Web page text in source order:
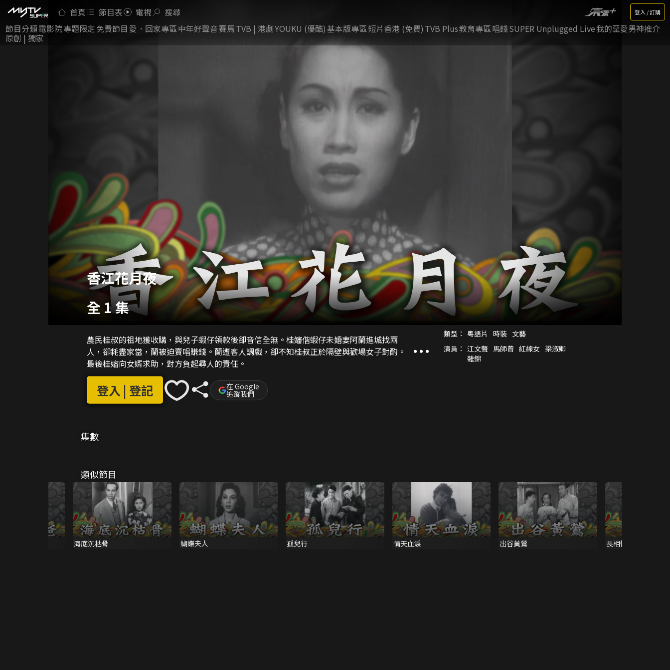
首頁 節目表 電視 搜尋 登入 / 訂購
節目分類電影院專題限定 免費節目 愛．回家專區中年好聲音賽馬TVB | 港劇YOUKU (優酷)基本版專區短片香港 (免費) TVB Plus教育專區唱錢SUPER Unplugged Live我的至愛男神推介
原創 | 獨家
香江花月夜
全 1 集
農民桂叔的祖地獲收購，與兒子蝦仔領款後卻音信全無。桂嬸偕蝦仔未婚妻阿蘭進城找兩
人，卻耗盡家當，蘭被迫賣唱賺錢。蘭遭客人調戲，卻不知桂叔正於隔壁與歡場女子對酌。
最後桂嬸向女婿求助，對方負起尋人的責任。
登入 | 登記 在 Google
追蹤我們
類型： 粵語片 時裝 文藝
演員： 江文聲 馬師曾 紅線女 梁淑卿
雜錦
集數
類似節目
海底沉枯骨 蝴蝶夫人 孤兒行 情天血淚 出谷黃鶯 長相憶